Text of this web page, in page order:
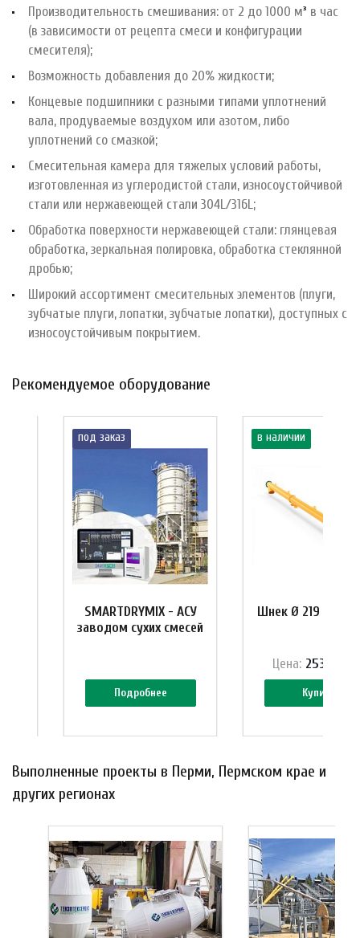
Производительность смешивания: от 2 до 1000 м³ в час
(в зависимости от рецепта смеси и конфигурации
смесителя);
Возможность добавления до 20% жидкости;
Концевые подшипники с разными типами уплотнений
вала, продуваемые воздухом или азотом, либо
уплотнений со смазкой;
Смесительная камера для тяжелых условий работы,
изготовленная из углеродистой стали, износоустойчивой
стали или нержавеющей стали 304L/316L;
Обработка поверхности нержавеющей стали: глянцевая
обработка, зеркальная полировка, обработка стеклянной
дробью;
Широкий ассортимент смесительных элементов (плуги,
зубчатые плуги, лопатки, зубчатые лопатки), доступных с
износоустойчивым покрытием.
Рекомендуемое оборудование
под заказ
SMARTDRYMIX - АСУ
заводом сухих смесей
Подробнее
в наличии
Шнек Ø 219 мм,
Купить
Цена: 253 344 ₽
Выполненные проекты в Перми, Пермском крае и
других регионах